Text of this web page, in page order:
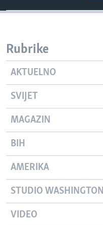
Rubrike
AKTUELNO
SVIJET
MAGAZIN
BIH
AMERIKA
STUDIO WASHINGTON
VIDEO